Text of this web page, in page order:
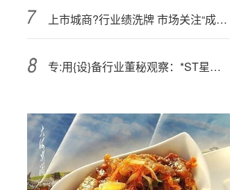
上市城商?行业绩洗牌 市场关注“成长底色”
专:用{设}备行业董秘观察：*ST星农王黎明收3次警示函 薪酬为30万元